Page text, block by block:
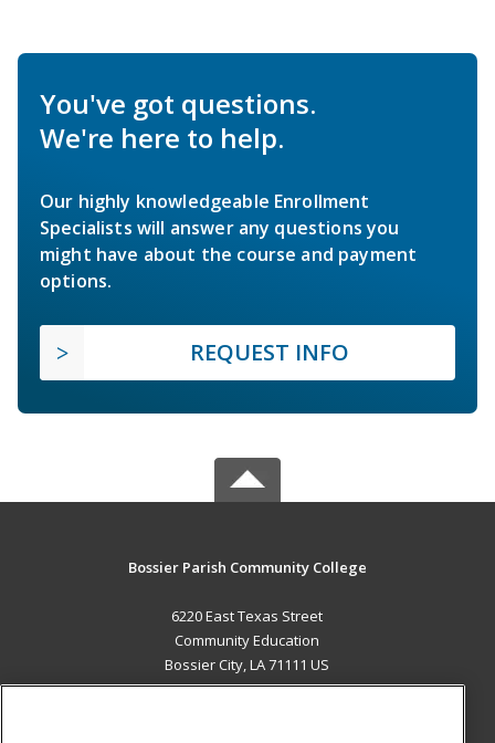
You've got questions.
We're here to help.
Our highly knowledgeable Enrollment
Specialists will answer any questions you
might have about the course and payment
options.
REQUEST INFO
Bossier Parish Community College
6220 East Texas Street
Community Education
Bossier City, LA 71111 US